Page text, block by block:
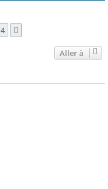
4
Aller à